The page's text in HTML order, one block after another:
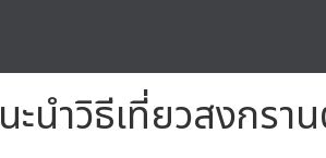
ำวิธีเที่ยวสงกราน